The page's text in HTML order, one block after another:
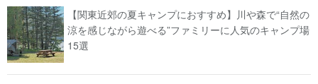
【関東近郊の夏キャンプにおすすめ】川や森で“自然の
涼を感じながら遊べる”ファミリーに人気のキャンプ場
15選